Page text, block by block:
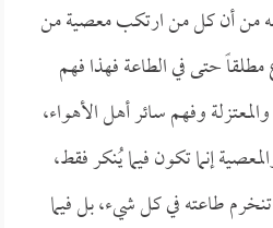
من أن كل من ارتكب معصية من
حتى في الطاعة فهذا فهم
وفهم سائر أهل الأهواء،
إنما تكون فيما يُنكر فقط،
طاعته في كل شيء، بل فيما